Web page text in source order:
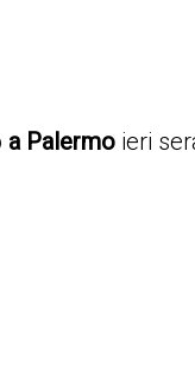
a Palermo ieri